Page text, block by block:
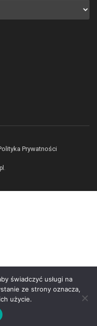
Prywatności
.
świadczyć usługi na
ze strony oznacza,
użycie.